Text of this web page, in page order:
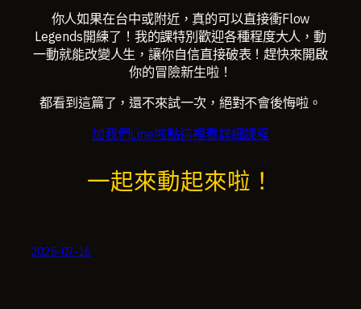
你人如果在台中或附近，真的可以直接衝Flow
Legends開練了！我的課特別歡迎各種程度大人，動
一動就能改變人生，讓你自信直接破表！趕快來開啟
你的冒險新生啦！
都看到這篇了，還不來試一次，絕對不會後悔啦。
加我們Line啦點這裡看詳細課程
一起來動起來啦！
2025-07-16